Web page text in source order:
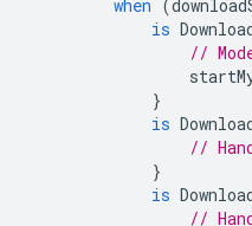
when (
is
//
}
is
//
}
is
//